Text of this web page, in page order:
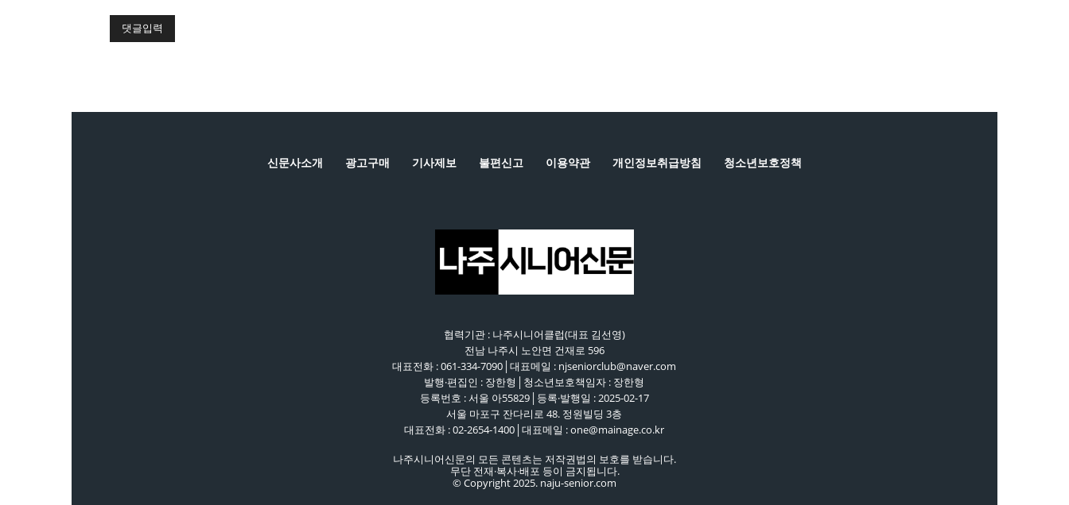
신문사소개 광고구매 기사제보 불편신고 이용약관 개인정보취급방침 청소년보호정책
협력기관 : 나주시니어클럽(대표 김선영)
전남 나주시 노안면 건재로 596
대표전화 : 061-334-7090│대표메일 : njseniorclub@naver.com
발행·편집인 : 장한형│청소년보호책임자 : 장한형
등록번호 : 서울 아55829│등록·발행일 : 2025-02-17
서울 마포구 잔다리로 48. 정원빌딩 3층
대표전화 : 02-2654-1400│대표메일 : one@mainage.co.kr
나주시니어신문의 모든 콘텐츠는 저작권법의 보호를 받습니다.
무단 전재·복사·배포 등이 금지됩니다.
© Copyright 2025. naju-senior.com